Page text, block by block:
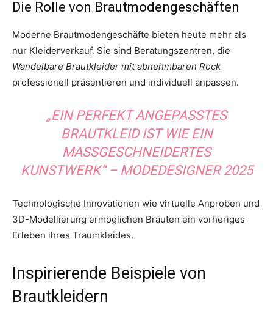
Die Rolle von Brautmodengeschäften
Moderne Brautmodengeschäfte bieten heute mehr als
nur Kleiderverkauf. Sie sind Beratungszentren, die
Wandelbare Brautkleider mit abnehmbaren Rock
professionell präsentieren und individuell anpassen.
„EIN PERFEKT ANGEPASSTES
BRAUTKLEID IST WIE EIN
MASSGESCHNEIDERTES K
UNSTWERK“ – MODEDESIGNER 2025
Technologische Innovationen wie virtuelle Anproben und
3D-Modellierung ermöglichen Bräuten ein vorheriges
Erleben ihres Traumkleides.
Inspirierende Beispiele von
Brautkleidern